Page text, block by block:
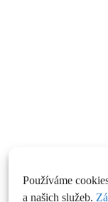
Používáme
a našich služeb.